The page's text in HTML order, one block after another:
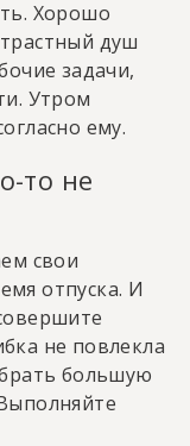
Хорошо
душ
задачи,
Утром
ему.
то не
свои
отпуска. И
не повлекла
большую